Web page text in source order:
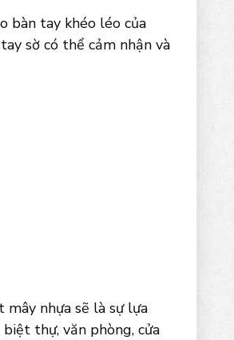
bàn tay khéo léo của
sờ có thể cảm nhận và
nhựa sẽ là sự lựa
thự, văn phòng, cửa